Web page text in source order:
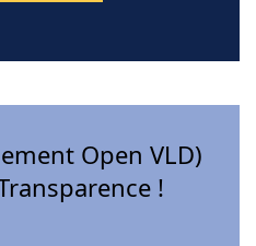
Open VLD)
!